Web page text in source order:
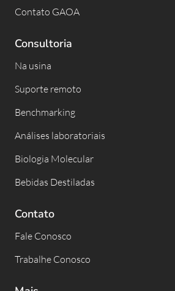
Contato GAOA
Consultoria
Na usina
Suporte remoto
Benchmarking
Análises laboratoriais
Biologia Molecular
Bebidas Destiladas
Contato
Fale Conosco
Trabalhe Conosco